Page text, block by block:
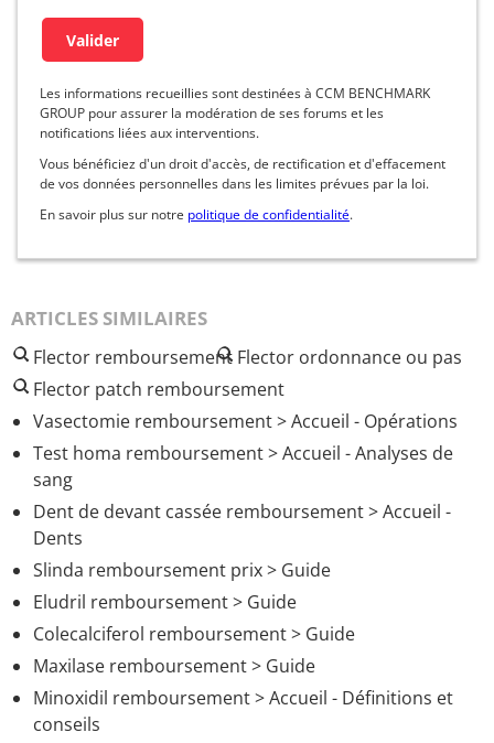
Les informations recueillies sont destinées à CCM BENCHMARK
GROUP pour assurer la modération de ses forums et les
notifications liées aux interventions.
Vous bénéficiez d'un droit d'accès, de rectification et d'effacement
de vos données personnelles dans les limites prévues par la loi.
En savoir plus sur notre politique de confidentialité.
ARTICLES SIMILAIRES
Flector remboursement Flector ordonnance ou pas
Flector patch remboursement
Vasectomie remboursement> Accueil - Opérations
Test homa remboursement> Accueil - Analyses de
sang
Dent de devant cassée remboursement> Accueil -
Dents
Slinda remboursement prix> Guide
Eludril remboursement> Guide
Colecalciferol remboursement> Guide
Maxilase remboursement> Guide
Minoxidil remboursement> Accueil - Définitions et
conseils